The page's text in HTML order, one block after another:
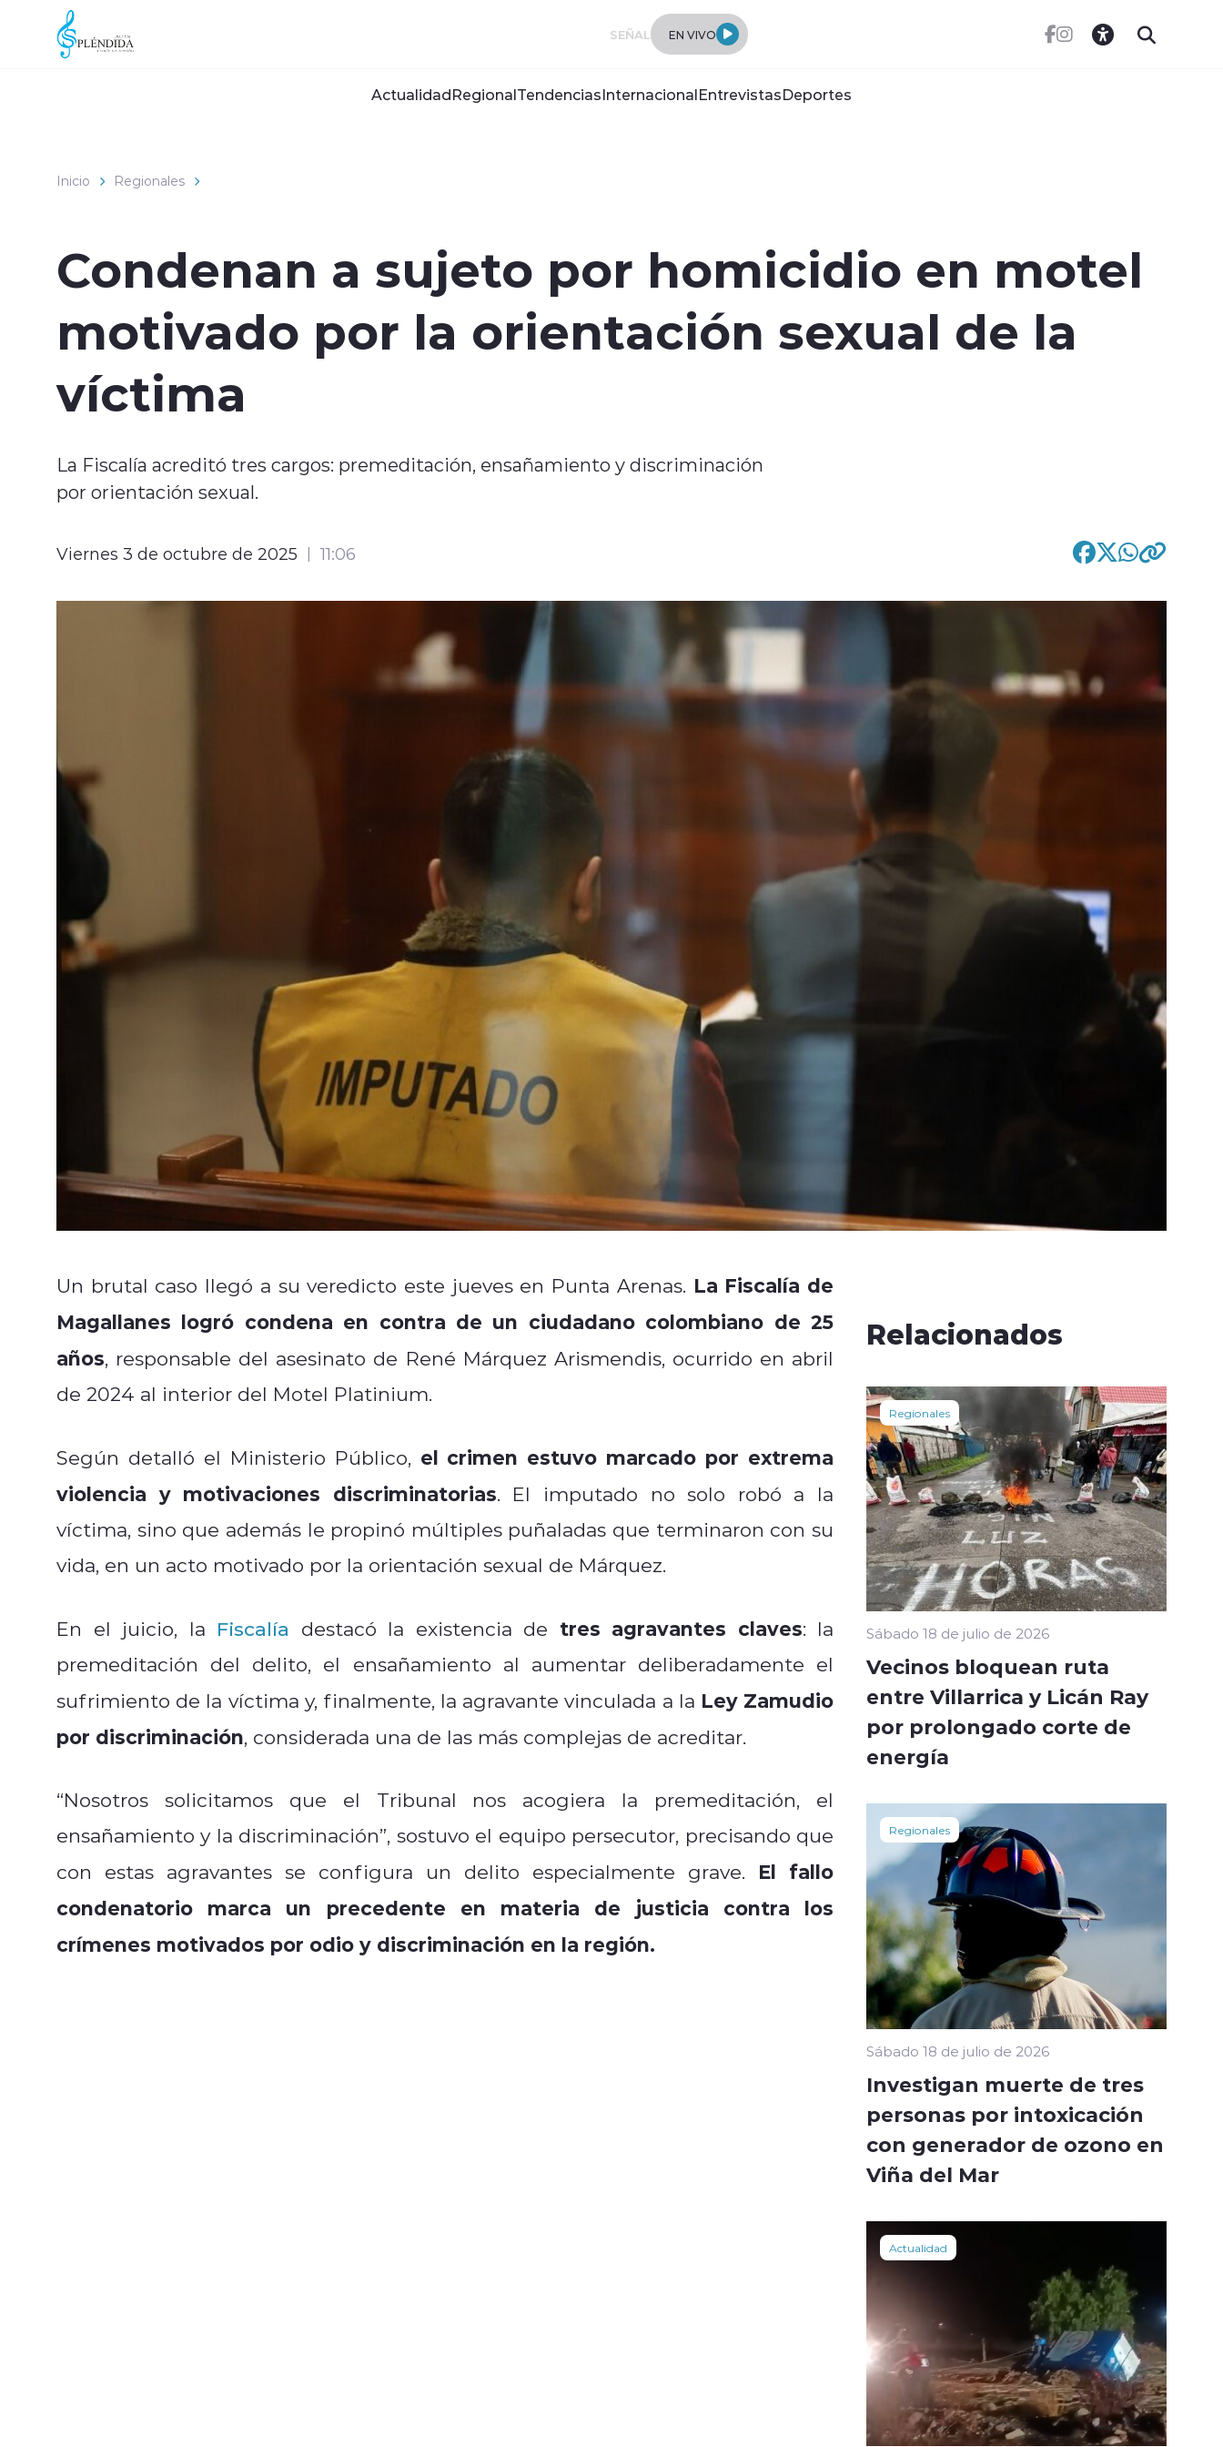
Click acá para ir directamente al contenido
SEÑAL EN VIVO
ActualidadRegionalTendenciasInternacionalEntrevistasDeportes
Inicio Regionales
Condenan a sujeto por homicidio en motel
motivado por la orientación sexual de la
víctima
La Fiscalía acreditó tres cargos: premeditación, ensañamiento y discriminación
por orientación sexual.
Viernes 3 de octubre de 2025 11:06
Un brutal caso llegó a su veredicto este jueves en Punta Arenas. La Fiscalía de
Magallanes logró condena en contra de un ciudadano colombiano de 25
años, responsable del asesinato de René Márquez Arismendis, ocurrido en abril
de 2024 al interior del Motel Platinium.
Según detalló el Ministerio Público, el crimen estuvo marcado por extrema
violencia y motivaciones discriminatorias. El imputado no solo robó a la
víctima, sino que además le propinó múltiples puñaladas que terminaron con su
vida, en un acto motivado por la orientación sexual de Márquez.
En el juicio, la Fiscalía destacó la existencia de tres agravantes claves: la
premeditación del delito, el ensañamiento al aumentar deliberadamente el
sufrimiento de la víctima y, finalmente, la agravante vinculada a la Ley Zamudio
por discriminación, considerada una de las más complejas de acreditar.
“Nosotros solicitamos que el Tribunal nos acogiera la premeditación, el
ensañamiento y la discriminación”, sostuvo el equipo persecutor, precisando que
con estas agravantes se configura un delito especialmente grave. El fallo
condenatorio marca un precedente en materia de justicia contra los
crímenes motivados por odio y discriminación en la región.
Relacionados
Regionales
Sábado 18 de julio de 2026
Vecinos bloquean ruta
entre Villarrica y Licán Ray
por prolongado corte de
energía
Regionales
Sábado 18 de julio de 2026
Investigan muerte de tres
personas por intoxicación
con generador de ozono en
Viña del Mar
Actualidad